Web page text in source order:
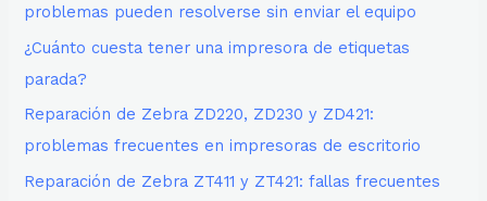
problemas pueden resolverse sin enviar el equipo
¿Cuánto cuesta tener una impresora de etiquetas
parada?
Reparación de Zebra ZD220, ZD230 y ZD421:
problemas frecuentes en impresoras de escritorio
Reparación de Zebra ZT411 y ZT421: fallas frecuentes